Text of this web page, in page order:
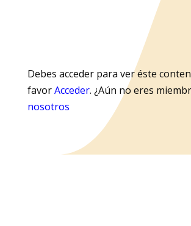
Debes acceder para ver éste
favorAcceder. ¿Aún no eres
nosotros